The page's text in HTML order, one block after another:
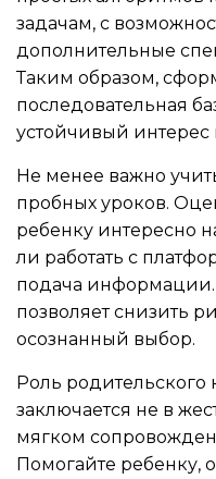
задачам, с
дополнительные
Таким образом,
последовательная
устойчивый интерес
Не менее важно
пробных уроков.
ребенку интересно
ли работать с
подача информации.
позволяет снизить
осознанный выбор.
Роль родительского
заключается не в
мягком
Помогайте ребенку,